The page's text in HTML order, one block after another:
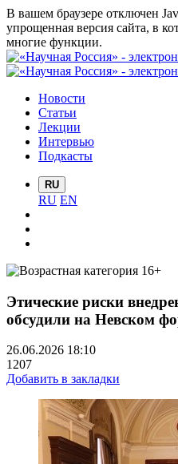
В вашем браузере отключен
упрощенная версия сайта, в
многие функции.
Новости
Статьи
Лекции
Интервью
Подкасты
RU
RU EN
Этические риски
обсудили на Невском
26.06.2026 18:10
1207
Добавить в закладки